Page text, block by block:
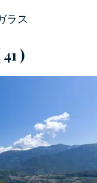
環境を作り
含むプロジ
つのレベルに
マの窓が特
ラス
41 )